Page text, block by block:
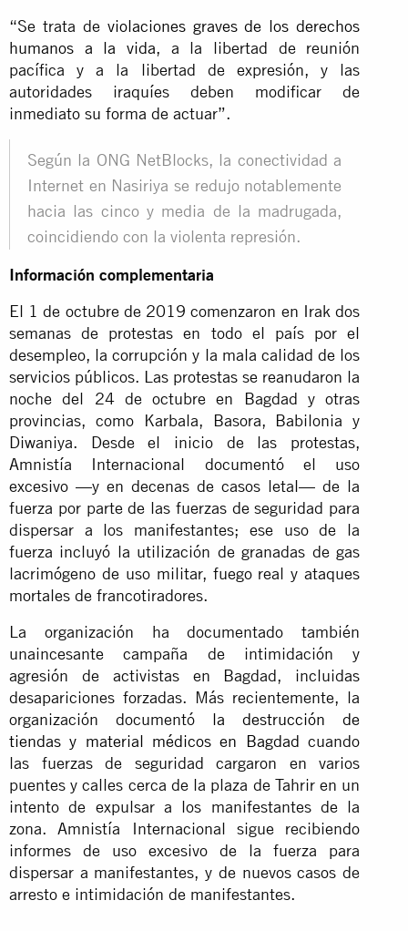
“Se trata de violaciones graves de los derechos
humanos a la vida, a la libertad de reunión
pacífica y a la libertad de expresión, y las
autoridades iraquíes deben modificar de
inmediato su forma de actuar”.
Según la ONG NetBlocks, la conectividad a
Internet en Nasiriya se redujo notablemente
hacia las cinco y media de la madrugada,
coincidiendo con la violenta represión.
Información complementaria
El 1 de octubre de 2019 comenzaron en Irak dos
semanas de protestas en todo el país por el
desempleo, la corrupción y la mala calidad de los
servicios públicos. Las protestas se reanudaron la
noche del 24 de octubre en Bagdad y otras
provincias, como Karbala, Basora, Babilonia y
Diwaniya. Desde el inicio de las protestas,
Amnistía Internacional documentó el uso
excesivo —y en decenas de casos letal— de la
fuerza por parte de las fuerzas de seguridad para
dispersar a los manifestantes; ese uso de la
fuerza incluyó la utilización de granadas de gas
lacrimógeno de uso militar, fuego real y ataques
mortales de francotiradores.
La organización ha documentado también
unaincesante campaña de intimidación y
agresión de activistas en Bagdad, incluidas
desapariciones forzadas. Más recientemente, la
organización documentó la destrucción de
tiendas y material médicos en Bagdad cuando
las fuerzas de seguridad cargaron en varios
puentes y calles cerca de la plaza de Tahrir en un
intento de expulsar a los manifestantes de la
zona. Amnistía Internacional sigue recibiendo
informes de uso excesivo de la fuerza para
dispersar a manifestantes, y de nuevos casos de
arresto e intimidación de manifestantes.